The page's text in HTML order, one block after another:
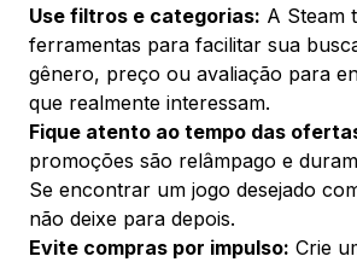
Use filtros e categorias: A Steam
ferramentas para facilitar sua
gênero, preço ou avaliação para
que realmente interessam.
Fique atento ao tempo das
promoções são relâmpago e
Se encontrar um jogo desejado
não deixe para depois.
Evite compras por impulso: Crie